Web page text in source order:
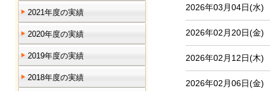
2021年度の実績
2020年度の実績
2019年度の実績
2018年度の実績
2026年03月04日(水)
2026年02月20日(金)
2026年02月12日(木)
2026年02月06日(金)